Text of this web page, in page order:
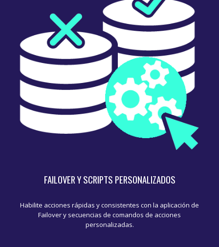
FAILOVER Y SCRIPTS PERSONALIZADOS
Habilite acciones rápidas y consistentes con la aplicación de
Failover y secuencias de comandos de acciones
personalizadas.